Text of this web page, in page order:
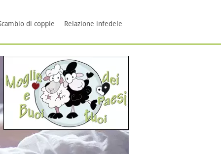
di coppie Relazione infedele